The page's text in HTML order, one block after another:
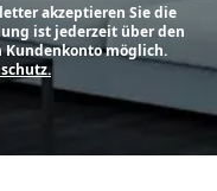
akzeptieren Sie die
ist jederzeit über den
möglich.